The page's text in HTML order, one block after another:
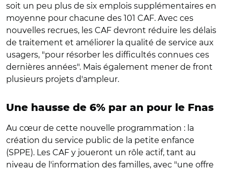
soit un peu plus de six emplois supplémentaires en
moyenne pour chacune des 101 CAF. Avec ces
nouvelles recrues, les CAF devront réduire les délais
de traitement et améliorer la qualité de service aux
usagers, "pour résorber les difficultés connues ces
dernières années". Mais également mener de front
plusieurs projets d'ampleur.
Une hausse de 6% par an pour le Fnas
Au cœur de cette nouvelle programmation : la
création du service public de la petite enfance
(SPPE). Les CAF y joueront un rôle actif, tant au
niveau de l'information des familles, avec "une offre